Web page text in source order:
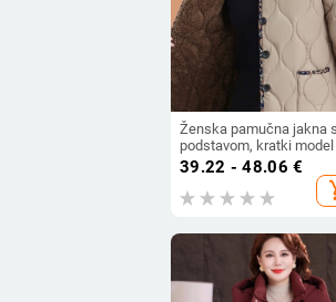
Ženska pamučna jakna
podstavom, kratki model
zimu 2026, udoban kroj,
veličina za žene srednje
i starije dobi
39.22 - 48.06 €